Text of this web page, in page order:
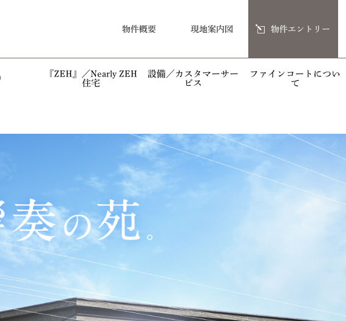
物件エントリー
現地案内図
物件概要
『ZEH』／Nearly ZEH
住宅
設備／カスタマーサー
ビス
ファインコートについ
て